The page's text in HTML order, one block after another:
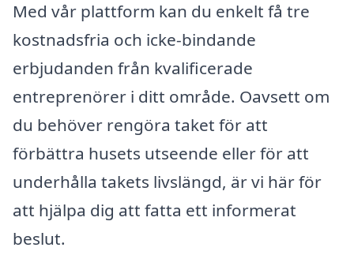
Med vår plattform kan du enkelt få tre
kostnadsfria och icke-bindande
erbjudanden från kvalificerade
entreprenörer i ditt område. Oavsett om
du behöver rengöra taket för att
förbättra husets utseende eller för att
underhålla takets livslängd, är vi här för
att hjälpa dig att fatta ett informerat
beslut.